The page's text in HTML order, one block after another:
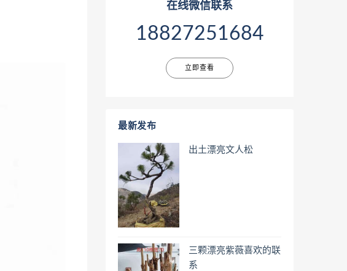
在线微信联系
18827251684
立即查看
最新发布
出土漂亮文人松
三颗漂亮紫薇喜欢的联
系